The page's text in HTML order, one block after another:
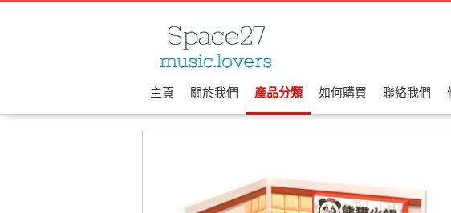
主頁 關於我們 產品分類 如何購買 聯絡我們